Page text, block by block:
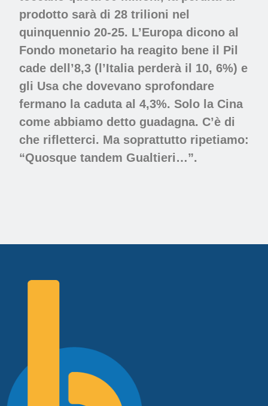
prodotto sarà di 28 trilioni nel
quinquennio 20-25. L’Europa dicono al
Fondo monetario ha reagito bene il Pil
cade dell’8,3 (l’Italia perderà il 10, 6%) e
gli Usa che dovevano sprofondare
fermano la caduta al 4,3%. Solo la Cina
come abbiamo detto guadagna. C’è di
che rifletterci. Ma soprattutto ripetiamo:
“Quosque tandem Gualtieri…”.